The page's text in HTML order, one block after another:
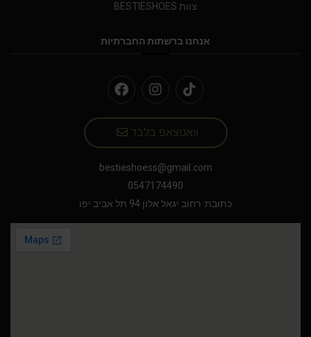
צוות BESTIESHOES
אנחנו ברשתות החברתיות
וואטצאפ בלבד
bestieshoess@gmail.com
0547174490
כתובת: רחוב יגאל אלון 94 תל אביב יפו